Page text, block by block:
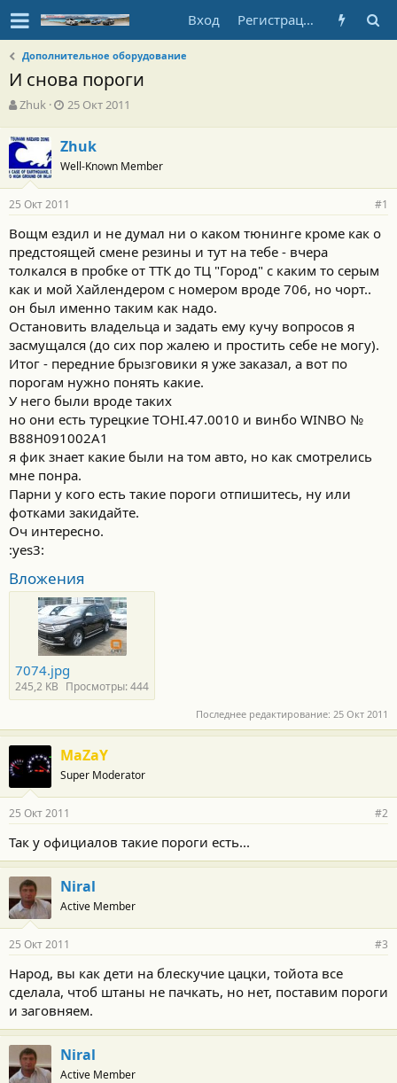
Вход Регистрация
Дополнительное оборудование
И снова пороги
А
т
о
р
т
е
м
ы
Zhuk
Д
а
н
ч
а
л
а
25 Окт 2011
Zhuk
Well-Known Member
25 Окт 2011 #1
Вощм ездил и не думал ни о каком тюнинге кроме как о
предстоящей смене резины и тут на тебе - вчера
толкался в пробке от ТТК до ТЦ "Город" с каким то серым
как и мой Хайлендером с номером вроде 706, но чорт..
он был именно таким как надо.
Остановить владельца и задать ему кучу вопросов я
засмущался (до сих пор жалею и простить себе не могу).
Итог - передние брызговики я уже заказал, а вот по
порогам нужно понять какие.
У него были вроде таких
но они есть турецкие TOHI.47.0010 и винбо WINBO №
B88H091002A1
я фик знает какие были на том авто, но как смотрелись
мне понра.
Парни у кого есть такие пороги отпишитесь, ну или
фотками закидайте.
Оч интересно.
:yes3:
Вложения
7074.jpg
245,2 KB Просмотры: 444
Последнее редактирование: 25 Окт 2011
MaZaY
Super Moderator
25 Окт 2011 #2
Так у официалов такие пороги есть...
Niral
Active Member
25 Окт 2011 #3
Народ, вы как дети на блескучие цацки, тойота все
сделала, чтоб штаны не пачкать, но нет, поставим пороги
и заговняем.
Niral
Active Member